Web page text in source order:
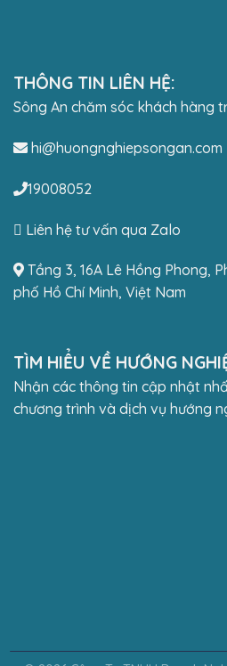
THÔNG TIN LIÊN HỆ:
Sông An chăm sóc khách hàng
hi@huongnghiepsongan.com
19008052
Liên hệ tư vấn qua Zalo
Tầng 3, 16A Lê Hồng Phong,
phố Hồ Chí Minh, Việt Nam
TÌM HIỂU VỀ HƯỚNG
Nhận các thông tin cập nhật
chương trình và dịch vụ hướng